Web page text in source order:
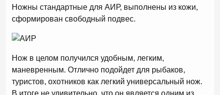
Ножны стандартные для АИР, выполнены из кожи,
сформирован свободный подвес.
Нож в целом получился удобным, легким,
маневренным. Отлично подойдет для рыбаков,
туристов, охотников как легкий универсальный нож.
В итоге не удивительно, что он является одним из